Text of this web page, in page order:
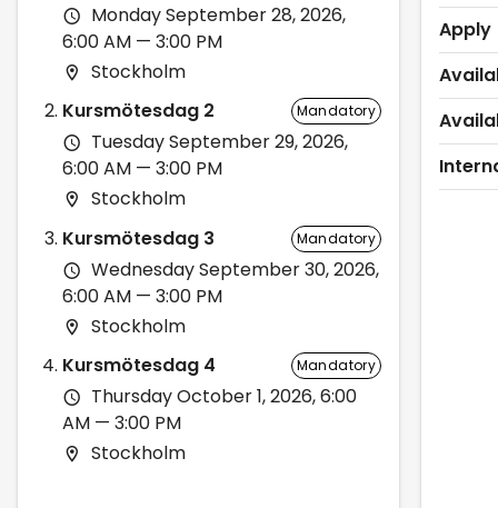
Monday September 28, 2026,
6:00 AM — 3:00 PM
Stockholm
Kursmötesdag 2
Mandatory
Tuesday September 29, 2026,
6:00 AM — 3:00 PM
Stockholm
Kursmötesdag 3
Mandatory
Wednesday September 30, 2026,
6:00 AM — 3:00 PM
Stockholm
Kursmötesdag 4
Mandatory
Thursday October 1, 2026, 6:00
AM — 3:00 PM
Stockholm
Apply